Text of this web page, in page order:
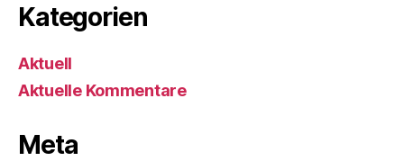
Kategorien
Aktuell
Aktuelle Kommentare
Meta